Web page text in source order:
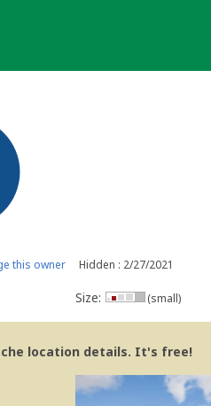
this owner Hidden : 2/27/2021
Size: (small)
location details. It's free!